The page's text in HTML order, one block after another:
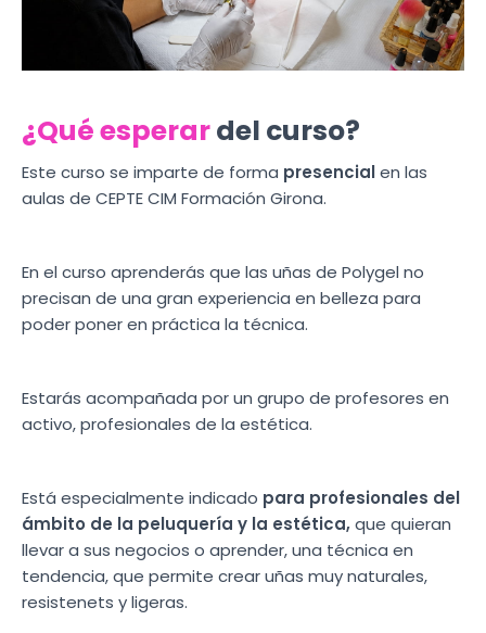
¿Qué esperardel curso?
Este curso se imparte de forma presencialen las
aulas de CEPTE CIM Formación Girona.
En el curso aprenderás que las uñas de Polygel no
precisan de una gran experiencia en belleza para
poder poner en práctica la técnica.
Estarás acompañada por un grupo de profesores en
activo, profesionales de la estética.
Está especialmente indicado para profesionales del
ámbito de la peluquería y la estética,que quieran
llevar a sus negocios o aprender, una técnica en
tendencia, que permite crear uñas muy naturales,
resistenets y ligeras.